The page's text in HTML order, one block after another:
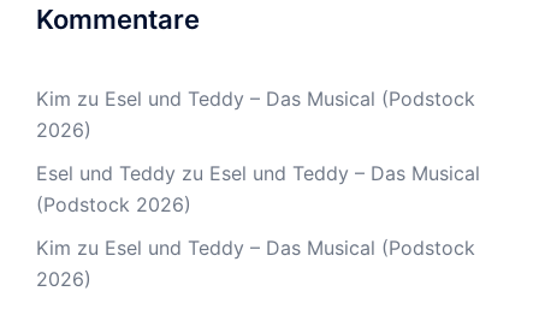
Kommentare
Kim zu Esel und Teddy – Das Musical (Podstock
2026)
Esel und Teddy zu Esel und Teddy – Das Musical
(Podstock 2026)
Kim zu Esel und Teddy – Das Musical (Podstock
2026)